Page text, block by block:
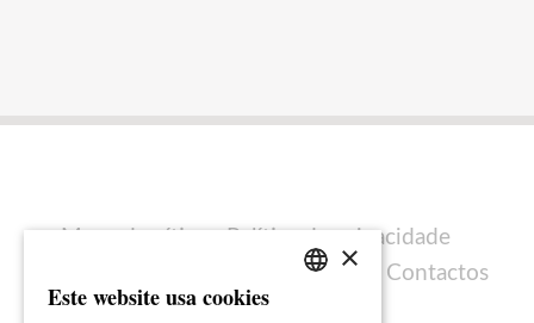
Mapa do sítio
Política de privacidade
Ficha técnica Contactos
×
Este website usa cookies